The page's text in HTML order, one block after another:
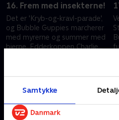
Samtykke
16. Frem med insekterne!
Det er 'Kryb-og-kravl-parade',
og Bubble Guppies marcherer
med myrerne og summer med
bierne. Edderkoppen Charlie
Andre så også